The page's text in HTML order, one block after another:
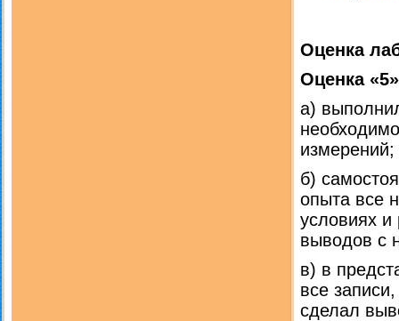
Оценка
Оценка «5»
а)
измерений;
б)
опыта все
условиях и
выводов с
в) в
все
сделал